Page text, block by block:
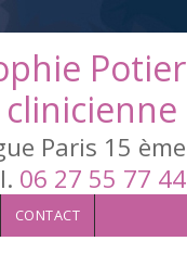
Potier
Paris 15 ème
06 27 55 77 44
CONTACT